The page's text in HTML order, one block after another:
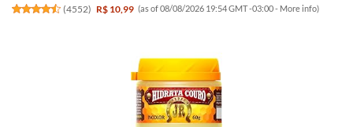
(4552) R$ 10,99 (as of 08/08/2026 19:54 GMT -03:00 - More info)